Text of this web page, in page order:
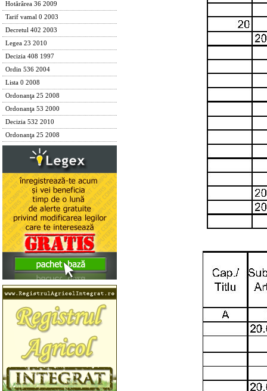
Hotărârea 36 2009
Tarif vamal 0 2003
Decretul 402 2003
Legea 23 2010
Decizia 408 1997
Ordin 536 2004
Lista 0 2008
Ordonanţa 25 2008
Ordonanţa 53 2000
Decizia 532 2010
Ordonanţa 25 2008